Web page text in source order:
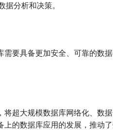
分析和决策。
要具备更加安全、可靠的数
超大规模数据库网络化、数
的数据库应用的发展，推动